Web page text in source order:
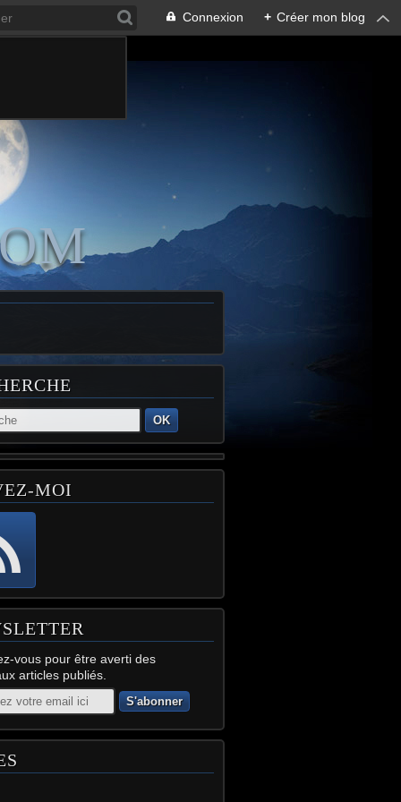
Connexion + Créer mon blog
OK
MOI
vous pour être averti des
articles publiés.